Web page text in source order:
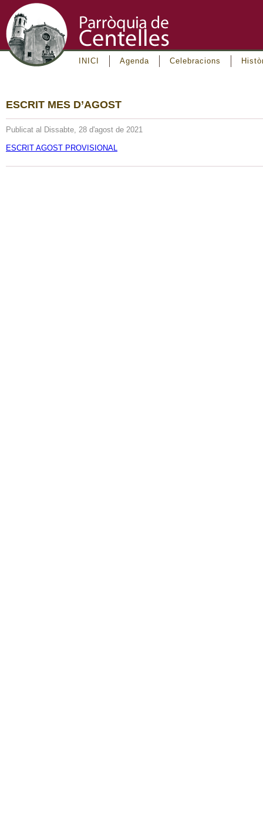
INICI Agenda Celebracions
ESCRIT MES D’AGOST
Publicat al Dissabte, 28 d'agost de 2021
ESCRIT AGOST PROVISIONAL